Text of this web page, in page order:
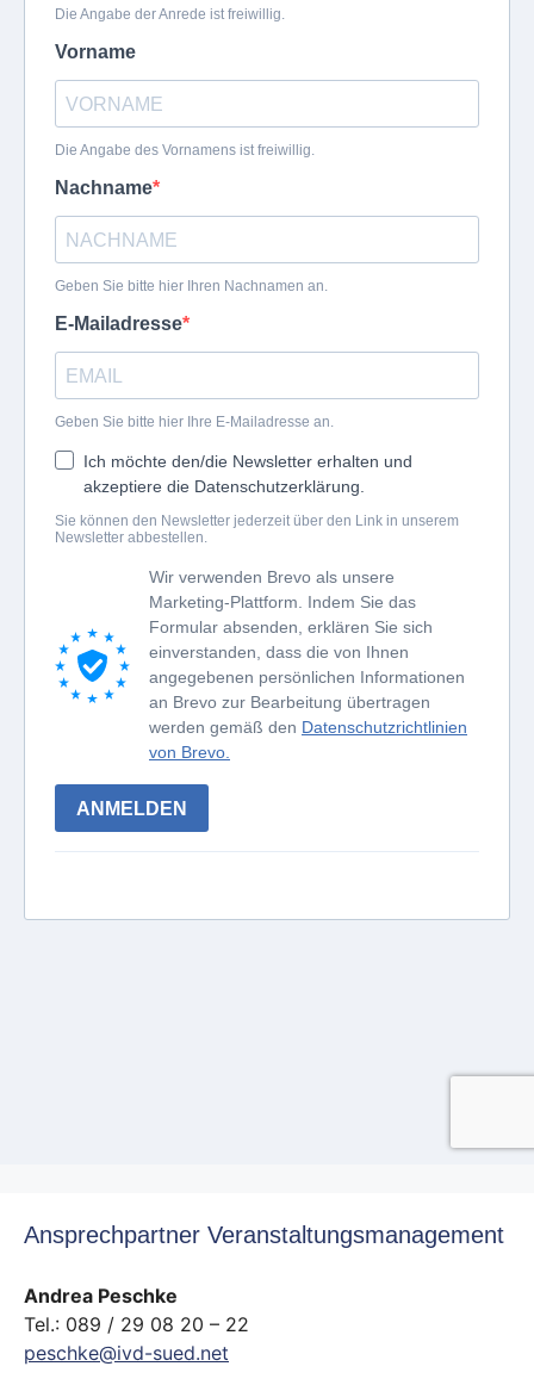
Ansprechpartner Veranstaltungsmanagement
Andrea Peschke
Tel.: 089 / 29 08 20 – 22
peschke@ivd-sued.net